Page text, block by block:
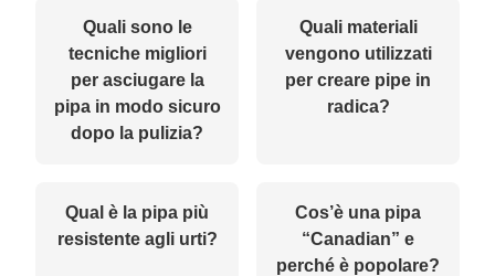
Quali sono le
tecniche migliori
per asciugare la
pipa in modo sicuro
dopo la pulizia?
Quali materiali
vengono utilizzati
per creare pipe in
radica?
Qual è la pipa più
resistente agli urti?
Cos’è una pipa
“Canadian” e
perché è popolare?